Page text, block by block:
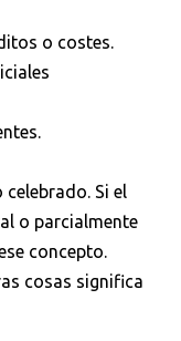
o costes.
Si el
o parcialmente
concepto.
cosas significa